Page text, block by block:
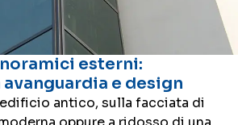
esterni:
e design
antico, sulla facciata di